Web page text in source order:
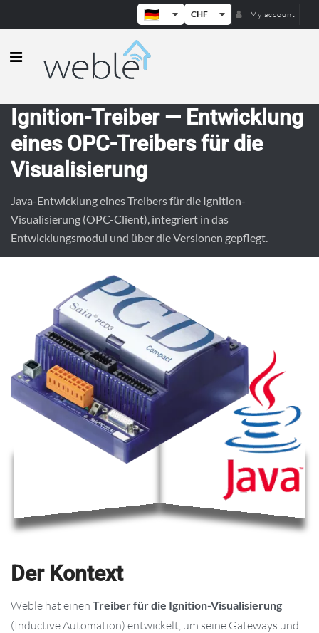
CHF My account
Weble — Industrielle IoT-Gateways
Ignition-Treiber — Entwicklung
eines OPC-Treibers für die
Visualisierung
Java-Entwicklung eines Treibers für die Ignition-
Visualisierung (OPC-Client), integriert in das
Entwicklungsmodul und über die Versionen gepflegt.
Der Kontext
Weble hat einen Treiber für die Ignition-Visualisierung
(Inductive Automation) entwickelt, um seine Gateways und